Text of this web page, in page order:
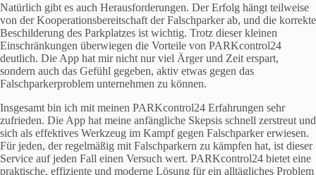
Natürlich gibt es auch Herausforderungen. Der Erfolg hängt teilweise
von der Kooperationsbereitschaft der Falschparker ab, und die korrekte
Beschilderung des Parkplatzes ist wichtig. Trotz dieser kleinen
Einschränkungen überwiegen die Vorteile von PARKcontrol24
deutlich. Die App hat mir nicht nur viel Ärger und Zeit erspart,
sondern auch das Gefühl gegeben, aktiv etwas gegen das
Falschparkerproblem unternehmen zu können.
Insgesamt bin ich mit meinen PARKcontrol24 Erfahrungen sehr
zufrieden. Die App hat meine anfängliche Skepsis schnell zerstreut und
sich als effektives Werkzeug im Kampf gegen Falschparker erwiesen.
Für jeden, der regelmäßig mit Falschparkern zu kämpfen hat, ist dieser
Service auf jeden Fall einen Versuch wert. PARKcontrol24 bietet eine
praktische, effiziente und moderne Lösung für ein alltägliches Problem